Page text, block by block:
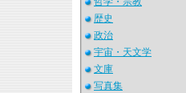
歴史
政治
宇宙・天文学
文庫
写真集